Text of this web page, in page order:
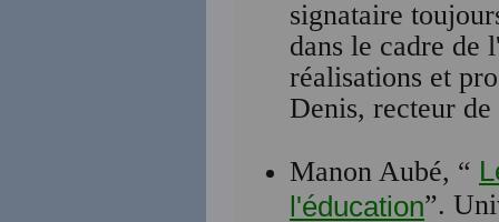
signataire
dans le cadre de
réalisations et
Denis, recteur
Manon Aubé, “
l'éducation”.